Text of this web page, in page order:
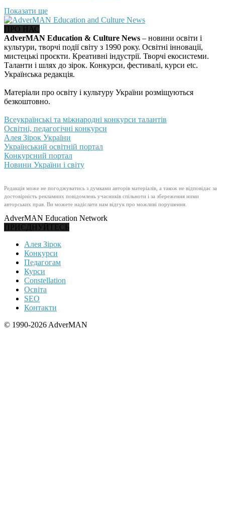
Показати ще
ПРО НАС
AdverMAN Education & Culture News – новини освіти і
культури, творчі події світу з 1990 року. Освітні інновації,
мистецькі проєкти. Креативні індустрії. Творчі екосистеми.
Таланти і шлях до зірок. Конкурси, фестивалі, курси etc.
Українська редакція.
Матеріали про освіту і культуру України розміщуються
безкоштовно.
Всеукраїнські та міжнародні конкурси талантів
Освітні, педагогічні конкурси
Алея Зірок України
Український освітній портал
Конкурсний портал
Новини України і світу
Редакція може не погоджуватись з думками авторів матеріалів, а також не відповідає за
достовірність рекламних повідомлень учасників спільноти і за збереження ними
авторських прав. Ви можете надіслати нам відгук про можливі порушення.
AdverMAN Education Network
ПРИЄДНУЙТЕСЬ
Алея Зірок
Конкурси
Педагогам
Курси
Constellation
Освіта
SEO
Контакти
© 1990-2026 AdverMAN